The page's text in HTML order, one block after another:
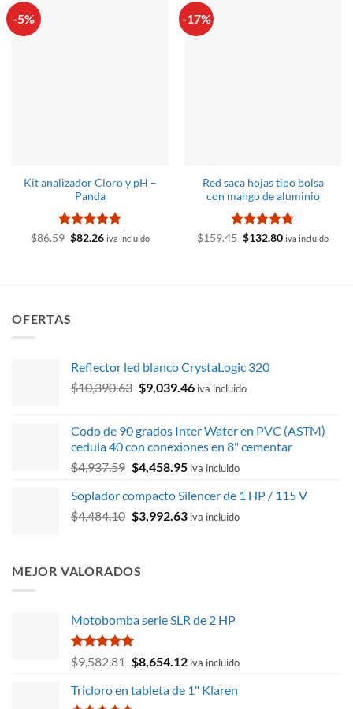
-5%
Kit analizador Cloro y pH –
Panda
Valorado
$86.59 El
$82.26Eliva incluido
-17%
Red saca hojas tipo bolsa
con mango de aluminio
Valorado
$159.45 El
$132.80Eliva incluido
OFERTAS
Reflector led blanco CrystaLogic 320
$10,390.63 El
era:
$10,390.63.
$9,039.46El
es:
$9,039.46.
iva incluido
Codo de 90 grados Inter Water en PVC (ASTM)
cedula 40 con conexiones en 8" cementar
$4,937.59 El
original
era:
$4,458.95El
actual
es:
iva incluido
Soplador compacto Silencer de 1 HP / 115 V
$4,484.10 El
era:
$3,992.63Eliva incluido
MEJOR VALORADOS
Motobomba serie SLR de 2 HP
Valorado
con
de 5
$9,582.81 El
original
$8,654.12El
actual
iva incluido
Tricloro en tableta de 1" Klaren